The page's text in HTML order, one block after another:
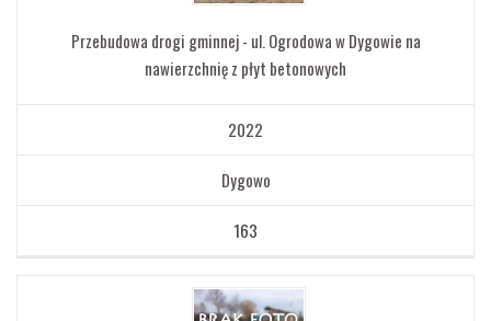
Przebudowa drogi gminnej - ul. Ogrodowa w Dygowie na
nawierzchnię z płyt betonowych
2022
Dygowo
163